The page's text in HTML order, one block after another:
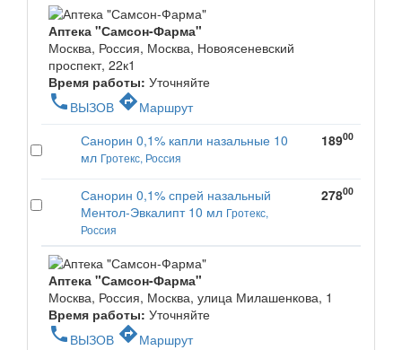
Аптека "Самсон-Фарма"
Москва, Россия, Москва, Новоясеневский
проспект, 22к1
Время работы: Уточняйте
phone ВЫЗОВ directionsМаршрут
Санорин 0,1% капли назальные 10
мл Гротекс, Россия
18900
Санорин 0,1% спрей назальный
Ментол-Эвкалипт 10 мл Гротекс,
Россия
27800
Аптека "Самсон-Фарма"
Москва, Россия, Москва, улица Милашенкова, 1
Время работы: Уточняйте
phone ВЫЗОВ directionsМаршрут